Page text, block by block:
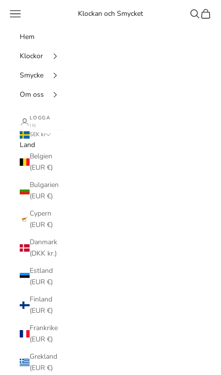
Klockan och Smycket
Meny Sök
Hem
Klockor
Smycke
Om oss
LOGGA
IN
SEK kr
Land
Belgien
(EUR €)
Bulgarien
(EUR €)
Cypern
(EUR €)
Danmark
(DKK kr.)
Estland
(EUR €)
Finland
(EUR €)
Frankrike
(EUR €)
Grekland
(EUR €)